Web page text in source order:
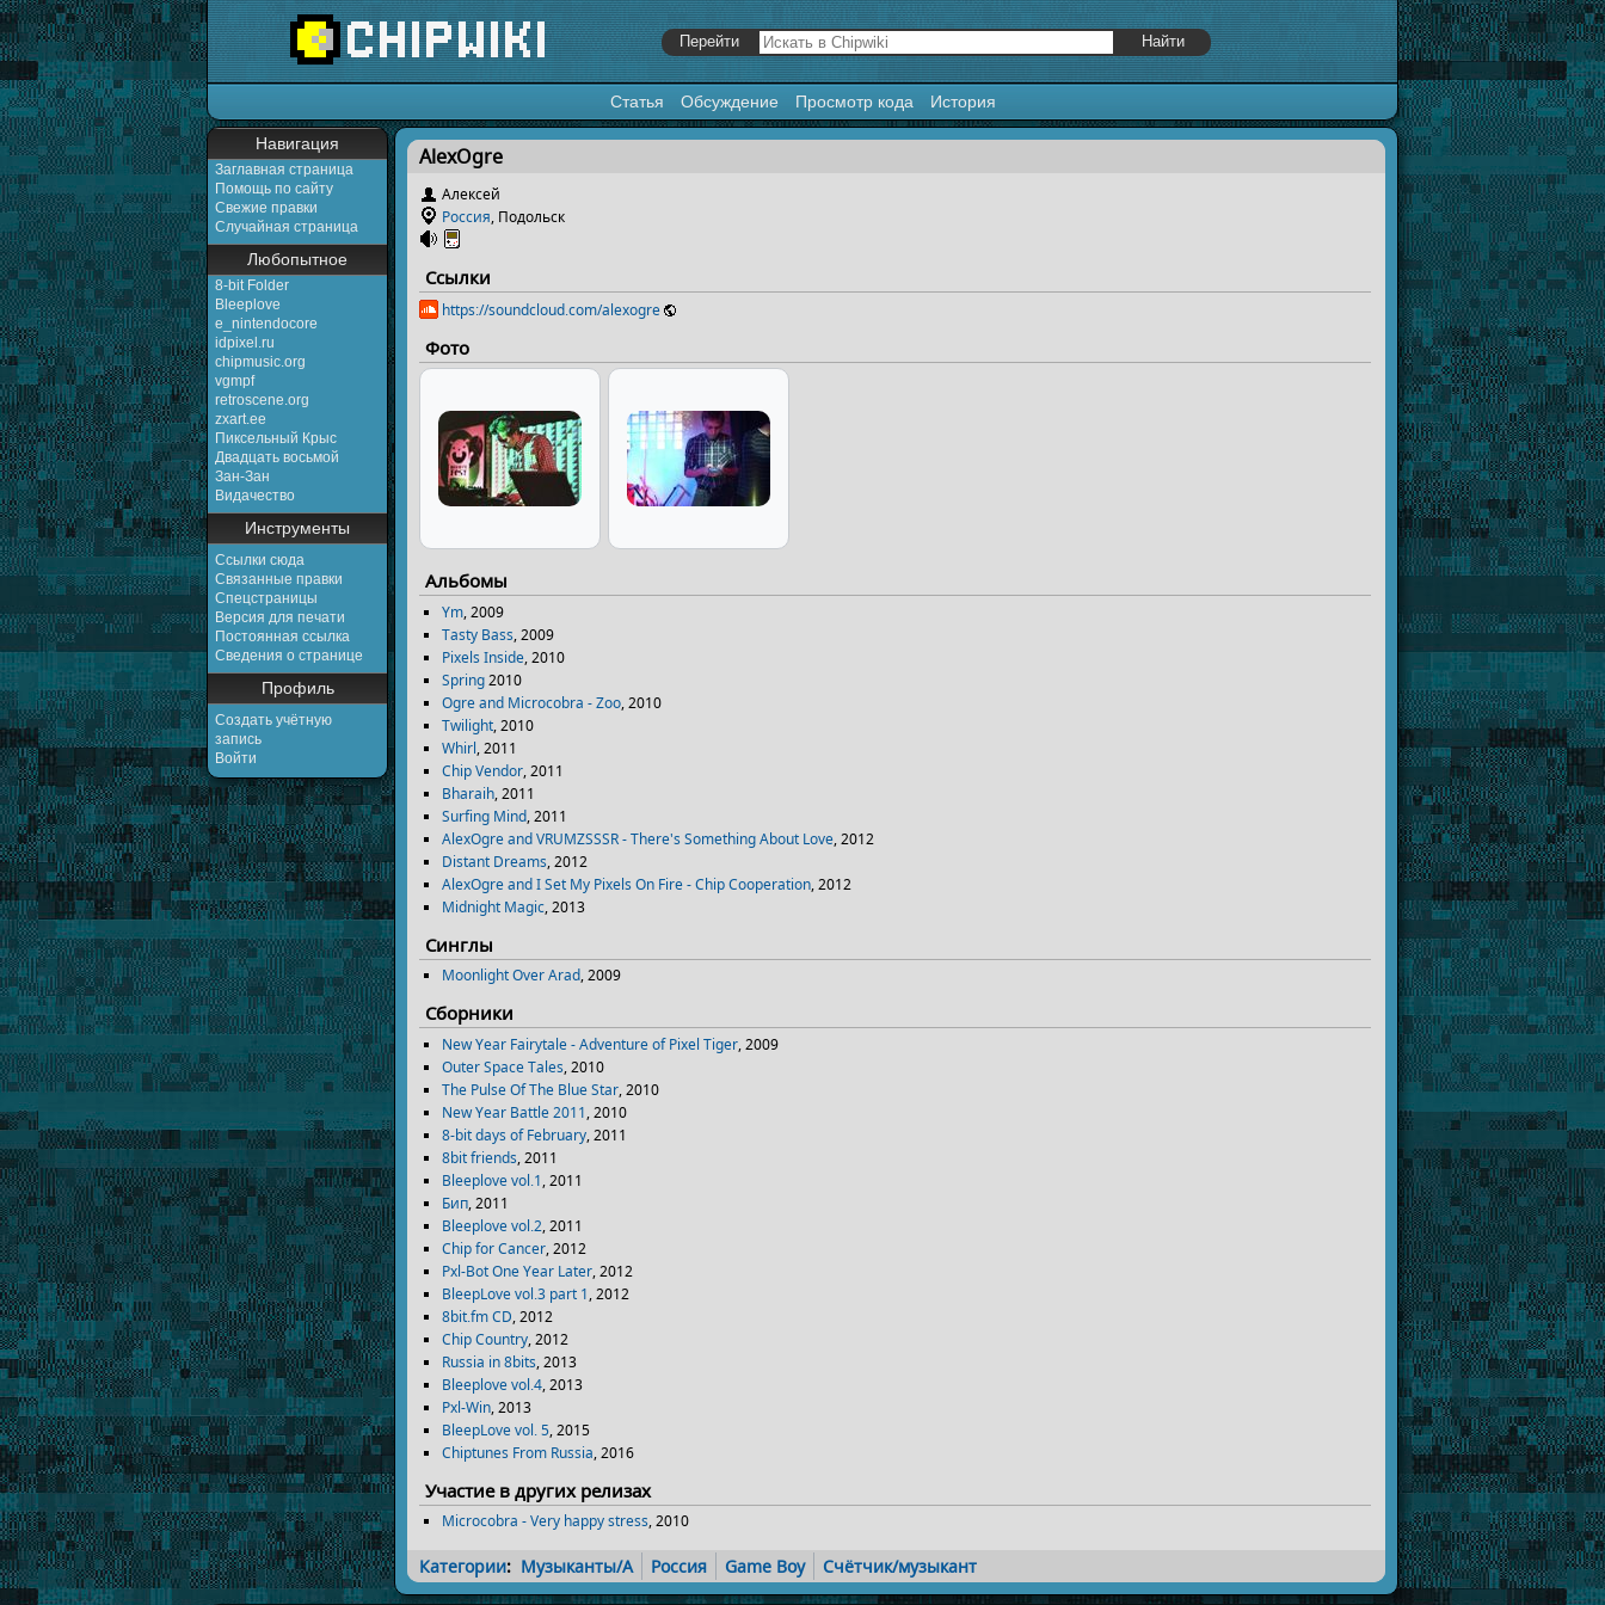
Статья Обсуждение Просмотр кода История
Навигация
Заглавная страница
Помощь по сайту
Свежие правки
Случайная страница
Любопытное
8-bit Folder
Bleeplove
e_nintendocore
idpixel.ru
chipmusic.org
vgmpf
retroscene.org
zxart.ee
Пиксельный Крыс
Двадцать восьмой
Зан-Зан
Видачество
Инструменты
Ссылки сюда
Связанные правки
Спецстраницы
Версия для печати
Постоянная ссылка
Сведения о странице
Профиль
Создать учётную
запись
Войти
Перейти к:навигация,поиск
AlexOgre
Алексей
Россия, Подольск
Ссылки
https://soundcloud.com/alexogre
Фото
Альбомы
Ym, 2009
Tasty Bass, 2009
Pixels Inside, 2010
Spring2010
Ogre and Microcobra - Zoo, 2010
Twilight, 2010
Whirl, 2011
Chip Vendor, 2011
Bharaih, 2011
Surfing Mind, 2011
AlexOgre and VRUMZSSSR - There's Something About Love, 2012
Distant Dreams, 2012
AlexOgre and I Set My Pixels On Fire - Chip Cooperation, 2012
Midnight Magic, 2013
Синглы
Moonlight Over Arad, 2009
Сборники
New Year Fairytale - Adventure of Pixel Tiger, 2009
Outer Space Tales, 2010
The Pulse Of The Blue Star, 2010
New Year Battle 2011, 2010
8-bit days of February, 2011
8bit friends, 2011
Bleeplove vol.1, 2011
Бип, 2011
Bleeplove vol.2, 2011
Chip for Cancer, 2012
Pxl-Bot One Year Later, 2012
BleepLove vol.3 part 1, 2012
8bit.fm CD, 2012
Chip Country, 2012
Russia in 8bits, 2013
Bleeplove vol.4, 2013
Pxl-Win, 2013
BleepLove vol. 5, 2015
Chiptunes From Russia, 2016
Участие в других релизах
Microcobra - Very happy stress, 2010
Категории: Музыканты/A Россия Game Boy Счётчик/музыкант